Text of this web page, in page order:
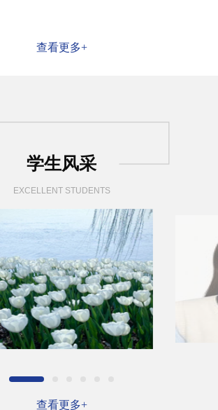
查看更多+
学生风采
EXCELLENT STUDENTS
查看更多+